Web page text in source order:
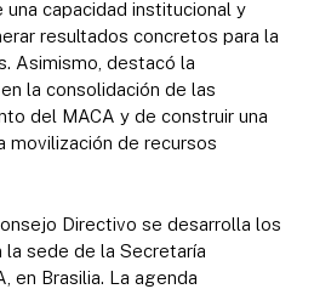
una capacidad institucional y
resultados concretos para la
Asimismo, destacó la
la consolidación de las
del MACA y de construir una
movilización de recursos
Directivo se desarrolla los
sede de la Secretaría
en Brasilia. La agenda